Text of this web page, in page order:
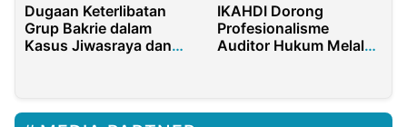
Dugaan Keterlibatan
Grup Bakrie dalam
Kasus Jiwasraya dan
IKAHDI Dorong
Profesionalisme
Auditor Hukum Melalui